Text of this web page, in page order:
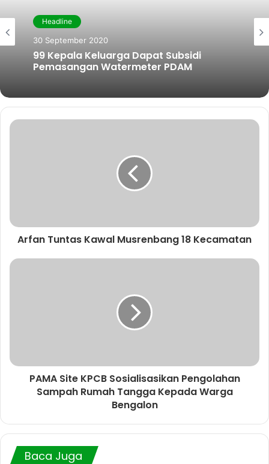
e
k
m
Headline
30 September 2020
99 Kepala Keluarga Dapat Subsidi
Pemasangan Watermeter PDAM
Arfan Tuntas Kawal Musrenbang 18 Kecamatan
PAMA Site KPCB Sosialisasikan Pengolahan
Sampah Rumah Tangga Kepada Warga
Bengalon
Baca Juga